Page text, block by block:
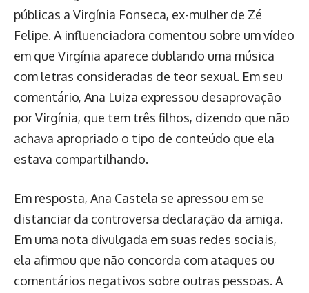
públicas a Virgínia Fonseca, ex-mulher de Zé
Felipe. A influenciadora comentou sobre um vídeo
em que Virgínia aparece dublando uma música
com letras consideradas de teor sexual. Em seu
comentário, Ana Luiza expressou desaprovação
por Virgínia, que tem três filhos, dizendo que não
achava apropriado o tipo de conteúdo que ela
estava compartilhando.
Em resposta, Ana Castela se apressou em se
distanciar da controversa declaração da amiga.
Em uma nota divulgada em suas redes sociais,
ela afirmou que não concorda com ataques ou
comentários negativos sobre outras pessoas. A